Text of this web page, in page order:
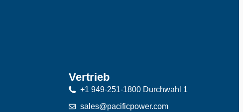
Vertrieb
+1 949-251-1800 Durchwahl 1
sales@pacificpower.com